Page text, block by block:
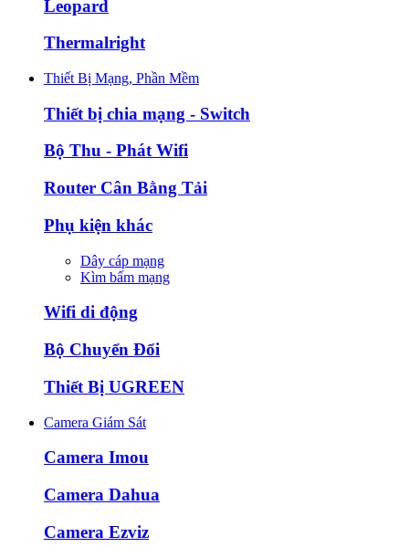
Leopard
Thermalright
Thiết Bị Mạng, Phần Mềm
Thiết bị chia mạng - Switch
Bộ Thu - Phát Wifi
Router Cân Bằng Tải
Phụ kiện khác
Dây cáp mạng
Kìm bấm mạng
Wifi di động
Bộ Chuyển Đổi
Thiết Bị UGREEN
Camera Giám Sát
Camera Imou
Camera Dahua
Camera Ezviz